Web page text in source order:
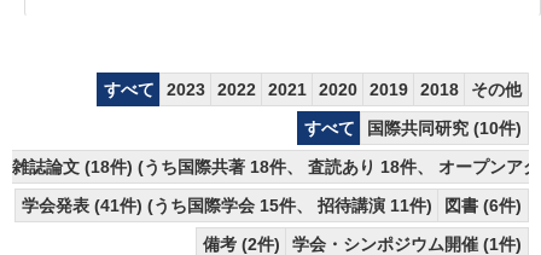
すべて 2023 2022 2021 2020 2019 2018
その他
すべて
国際共同研究 (10件)
雑誌論文 (18件) (うち国際共著 18件、 査読あり 18件、 オープンア
学会発表 (41件) (うち国際学会 15件、 招待講演 11件)
図書 (6件)
備考 (2件)
学会・シンポジウム開催 (1件)